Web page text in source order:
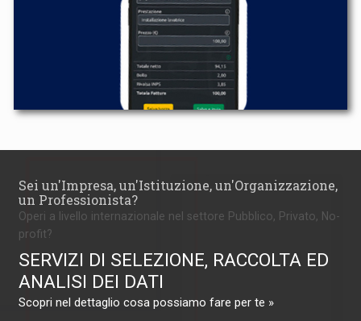
Sei un'Impresa, un'Istituzione, un'Organizzazione,
un Professionista?
Operi a livello internazionale nel settore Pubblico, Privato, No-
profit?
SERVIZI DI SELEZIONE, RACCOLTA ED
ANALISI DEI DATI
Scopri nel dettaglio cosa possiamo fare per te »